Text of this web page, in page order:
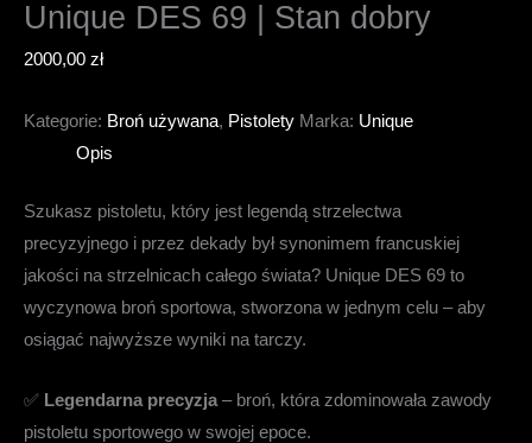
Unique DES 69 | Stan dobry
2000,00 zł
Kategorie: Broń używana, Pistolety Marka: Unique
Opis
Szukasz pistoletu, który jest legendą strzelectwa
precyzyjnego i przez dekady był synonimem francuskiej
jakości na strzelnicach całego świata? Unique DES 69 to
wyczynowa broń sportowa, stworzona w jednym celu – aby
osiągać najwyższe wyniki na tarczy.
✅ Legendarna precyzja – broń, która zdominowała zawody
pistoletu sportowego w swojej epoce.